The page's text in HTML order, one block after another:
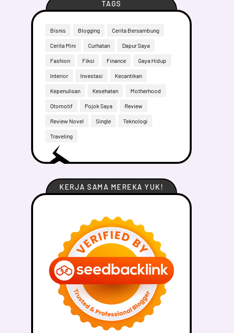
TAGS
Bisnis Blogging Cerita Bersambung
Cerita Mini Curhatan Dapur Saya
Fashion Fiksi Finance Gaya Hidup
Interior Investasi Kecantikan
Kepenulisan Kesehatan Motherhood
Otomotif Pojok Saya Review
Review Novel Single Teknologi
Traveling
KERJA SAMA MEREKA YUK!